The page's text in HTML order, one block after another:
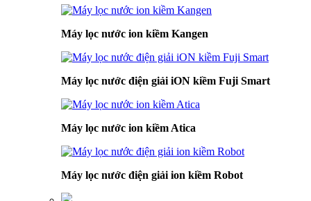
Máy lọc nước ion kiềm Kangen
Máy lọc nước điện giải iON kiềm Fuji Smart
Máy lọc nước ion kiềm Atica
Máy lọc nước điện giải ion kiềm Robot